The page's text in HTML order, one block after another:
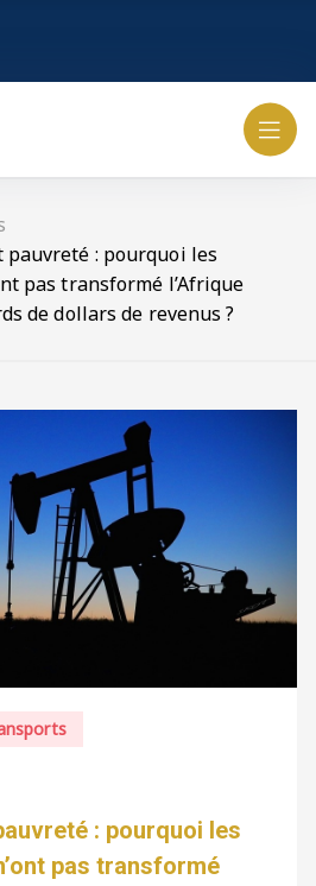
pauvreté : pourquoi les
pas transformé l’Afrique
de dollars de revenus ?
: pourquoi les
pas transformé